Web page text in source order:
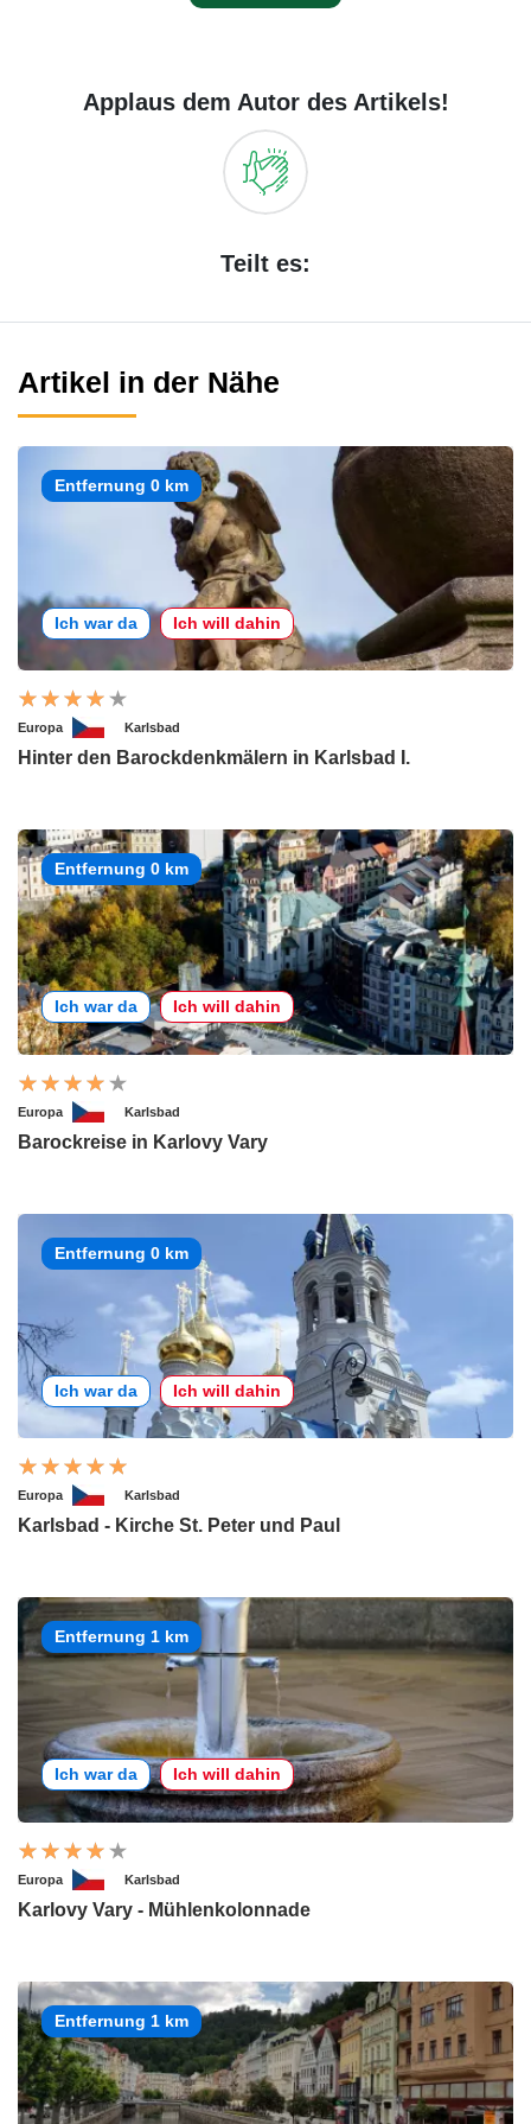
Applaus dem Autor des Artikels!
Teilt es:
Artikel in der Nähe
Entfernung 0 km
Ich war da Ich will dahin
Europa Karlsbad
Hinter den Barockdenkmälern in Karlsbad I.
Entfernung 0 km
Ich war da Ich will dahin
Europa Karlsbad
Barockreise in Karlovy Vary
Entfernung 0 km
Ich war da Ich will dahin
Europa Karlsbad
Karlsbad - Kirche St. Peter und Paul
Entfernung 1 km
Ich war da Ich will dahin
Europa Karlsbad
Karlovy Vary - Mühlenkolonnade
Entfernung 1 km